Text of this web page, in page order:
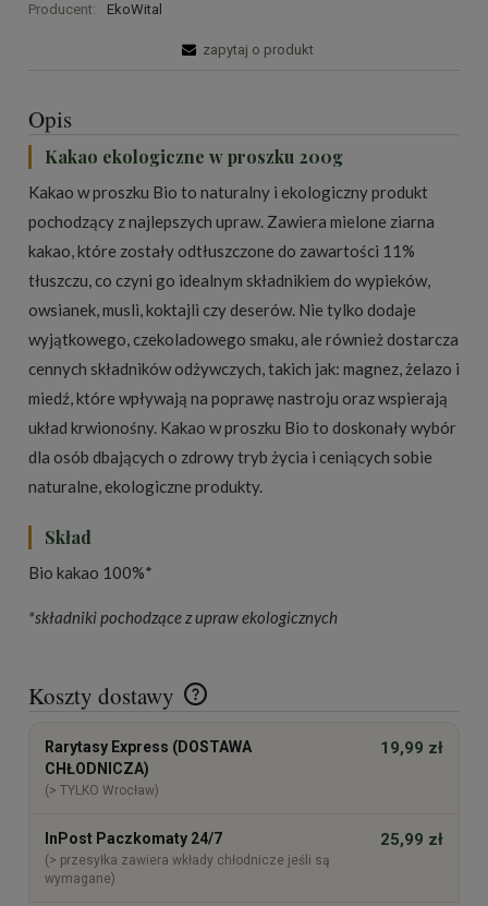
Producent: EkoWital
zapytaj o produkt
Opis
Kakao ekologiczne w proszku 200g
Kakao w proszku Bio to naturalny i ekologiczny produkt
pochodzący z najlepszych upraw. Zawiera mielone ziarna
kakao, które zostały odtłuszczone do zawartości 11%
tłuszczu, co czyni go idealnym składnikiem do wypieków,
owsianek, musli, koktajli czy deserów. Nie tylko dodaje
wyjątkowego, czekoladowego smaku, ale również dostarcza
cennych składników odżywczych, takich jak: magnez, żelazo i
miedź, które wpływają na poprawę nastrоju oraz wspierają
układ krwionośny. Kakao w proszku Bio to doskonały wybór
dla osób dbających o zdrowy tryb życia i ceniących sobie
naturalne, ekologiczne produkty.
Skład
Bio kakao 100%*
*składniki pochodzące z upraw ekologicznych
Koszty dostawy
Cena nie zawiera ewentualnych kosztów płatności
Rarytasy Express (DOSTAWA
CHŁODNICZA)
(> TYLKO Wrocław)
19,99 zł
InPost Paczkomaty 24/7
(> przesyłka zawiera wkłady chłodnicze jeśli są
wymagane)
25,99 zł